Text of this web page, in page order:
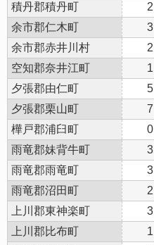
積丹郡積丹町
2
余市郡仁木町
3
余市郡赤井川村
2
空知郡奈井江町
1
夕張郡由仁町
5
夕張郡栗山町
7
樺戸郡浦臼町
0
雨竜郡妹背牛町
3
雨竜郡雨竜町
3
雨竜郡沼田町
2
上川郡東神楽町
3
上川郡比布町
1